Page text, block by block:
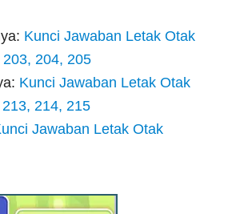
Kunci Jawaban Letak Otak
204, 205
Kunci Jawaban Letak Otak
214, 215
Jawaban Letak Otak